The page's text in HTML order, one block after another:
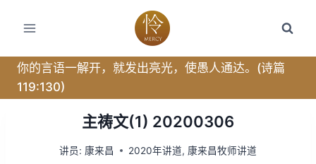
你的言语一解开，就发出亮光，使愚人通达。(诗篇
119:130)
主祷文(1) 20200306
讲员: 康来昌 2020年讲道, 康来昌牧师讲道